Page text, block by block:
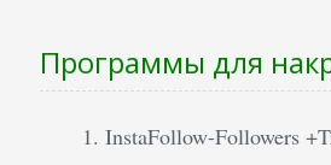
Программы для
InstaFollow-Followers